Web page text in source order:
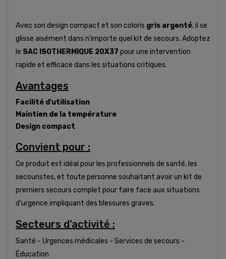
Avec son design compact et son coloris gris argenté, il se
glisse aisément dans n'importe quel kit de secours. Adoptez
le SAC ISOTHERMIQUE 20X37 pour une intervention
rapide et efficace dans les situations critiques.
Avantages
Facilité d'utilisation
Maintien de la température
Design compact
Convient pour :
Ce produit est idéal pour les professionnels de santé, les
secouristes, et toute personne souhaitant avoir un kit de
premiers secours complet pour faire face aux situations
d'urgence impliquant des blessures graves.
Secteurs d’activité :
Santé - Urgences médicales - Services de secours -
Éducation